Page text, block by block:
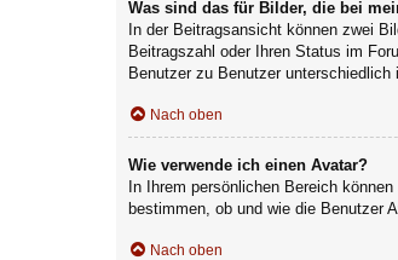
Was sind das für Bilder, die bei
In der Beitragsansicht können zwei
Beitragszahl oder Ihren Status im
Benutzer zu Benutzer unterschiedlich
Nach oben
Wie verwende ich einen Avatar?
In Ihrem persönlichen Bereich
bestimmen, ob und wie die Benutzer
Nach oben